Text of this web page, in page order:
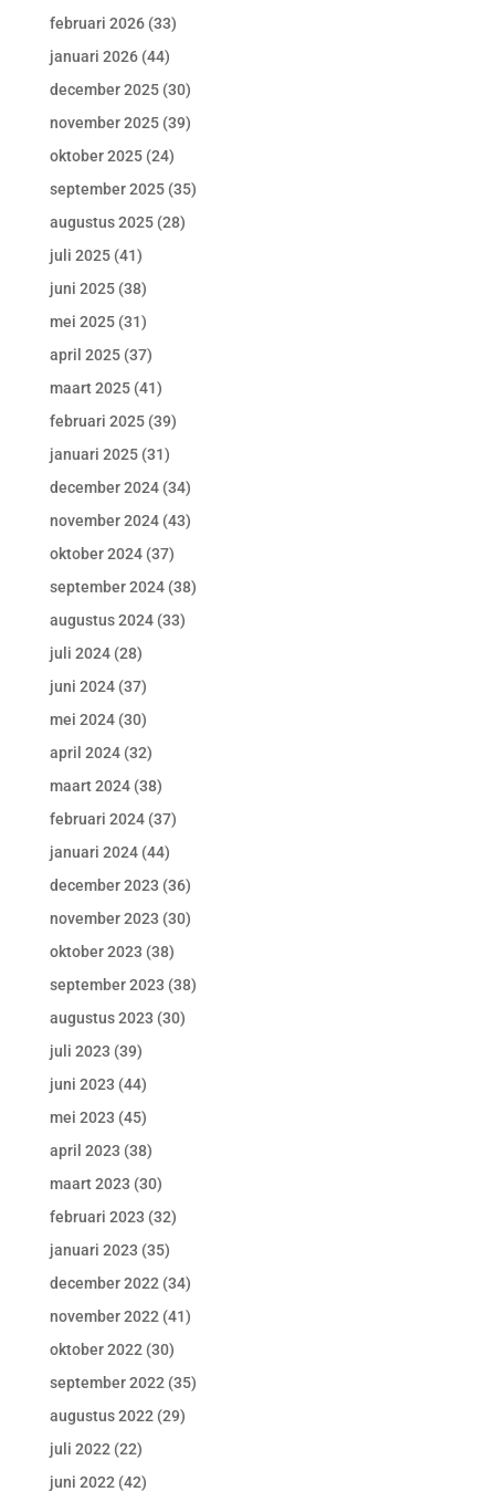
februari 2026(33)
januari 2026(44)
december 2025(30)
november 2025(39)
oktober 2025(24)
september 2025(35)
augustus 2025(28)
juli 2025(41)
juni 2025(38)
mei 2025(31)
april 2025(37)
maart 2025(41)
februari 2025(39)
januari 2025(31)
december 2024(34)
november 2024(43)
oktober 2024(37)
september 2024(38)
augustus 2024(33)
juli 2024(28)
juni 2024(37)
mei 2024(30)
april 2024(32)
maart 2024(38)
februari 2024(37)
januari 2024(44)
december 2023 (36)
november 2023 (30)
oktober 2023 (38)
september 2023 (38)
augustus 2023 (30)
juli 2023 (39)
juni 2023 (44)
mei 2023 (45)
april 2023 (38)
maart 2023 (30)
februari 2023 (32)
januari 2023 (35)
december 2022 (34)
november 2022 (41)
oktober 2022 (30)
september 2022 (35)
augustus 2022 (29)
juli 2022 (22)
juni 2022 (42)